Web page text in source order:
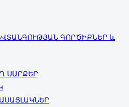
ԳՈՐԾԻՔՆԵՐ և
և ԼՎԱՑՈՂ ՍԱՐՔԵՐ